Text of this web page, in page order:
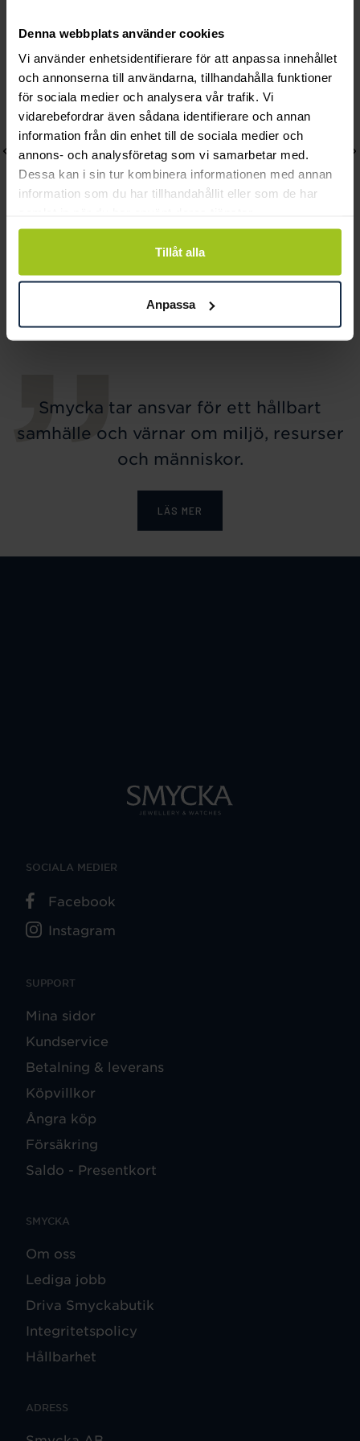
Denna webbplats använder cookies
Vi använder enhetsidentifierare för att anpassa innehållet
och annonserna till användarna, tillhandahålla funktioner
för sociala medier och analysera vår trafik. Vi
vidarebefordrar även sådana identifierare och annan
information från din enhet till de sociala medier och
annons- och analysföretag som vi samarbetar med.
Dessa kan i sin tur kombinera informationen med annan
information som du har tillhandahållit eller som de har
Tillåt alla
Anpassa
Gravyrplatta Rondell 16
Pris:200 kr
200 kr
Rundankar 42-45 cm
Pris
390 kr
Smycka tar ansvar för ett hållbart
samhälle och värnar om miljö, resurser
och människor.
LÄS MER
SUPPORT
Mina sidor
Kundservice
Betalning & leverans
Köpvillkor
Ångra köp
Försäkring
Saldo - Presentkort
SMYCKA
Om oss
Lediga jobb
Driva Smyckabutik
Integritetspolicy
Hållbarhet
ADRESS
SOCIALA MEDIER
Facebook
Instagram